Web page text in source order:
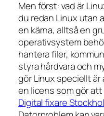
Men först: vad är
du redan Linux utan
en kärna, alltså en
operativsystem
hantera filer,
styra hårdvara och
gör Linux speciellt
en licens som gör
Digital fixare